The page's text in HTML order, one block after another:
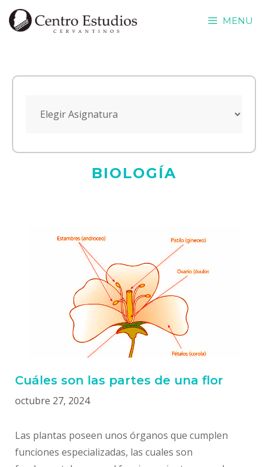
Saltar
MENU
BIOLOGÍA
Cuáles son las partes de una flor
octubre 27, 2024
Las plantas poseen unos órganos que cumplen
funciones especializadas, las cuales son